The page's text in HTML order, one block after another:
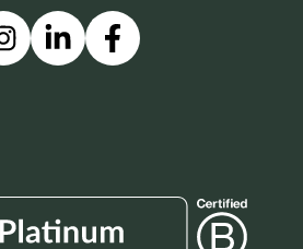
InstagramLinkedinFacebook